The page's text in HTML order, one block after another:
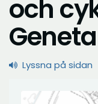
och
Lyssna på sidan